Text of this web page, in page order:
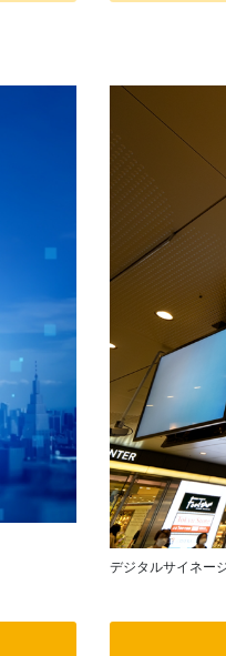
MDMア
デジタル
サイネー
ホワイト
クター
商業用オ
ーディオ
液晶ディ
スプレイ
／PCモニ
業務用タ
ブレッ
タルサイ
デバ
イス
買取
ビス
法人
向け
iPad
修理
＆デ
ス買
取サ
ービ
ス
製品
カタ
ログ
一覧
デジタルサイネー